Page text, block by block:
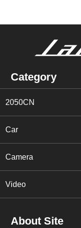
Category
2050CN
Car
Camera
Video
About Site